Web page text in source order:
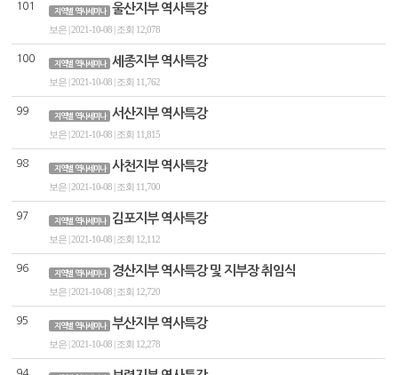
101 지역별 역사세미나 울산지부 역사특강
보은 | 2021-10-08 | 조회 12,078
100 지역별 역사세미나 세종지부 역사특강
보은 | 2021-10-08 | 조회 11,762
99 지역별 역사세미나 서산지부 역사특강
보은 | 2021-10-08 | 조회 11,815
98 지역별 역사세미나 사천지부 역사특강
보은 | 2021-10-08 | 조회 11,700
97 지역별 역사세미나 김포지부 역사특강
보은 | 2021-10-08 | 조회 12,112
96 지역별 역사세미나 경산지부 역사특강 및 지부장 취임식
보은 | 2021-10-08 | 조회 12,720
95 지역별 역사세미나 부산지부 역사특강
보은 | 2021-10-08 | 조회 12,278